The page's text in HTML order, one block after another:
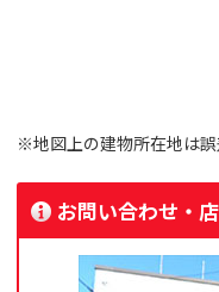
※地図上の建物所在地は誤
お問い合わせ・